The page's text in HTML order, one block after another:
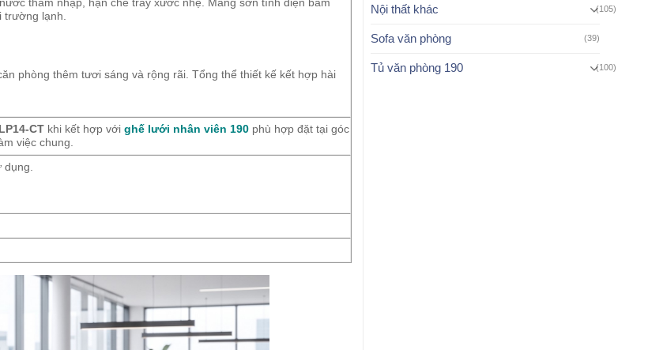
thâm nhập, hạn chế trầy xước nhẹ. Màng sơn tĩnh điện bám
trường lạnh.
phòng thêm tươi sáng và rộng rãi. Tổng thể thiết kế kết hợp hài
CT khi kết hợp vớighế lưới nhân viên 190 phù hợp đặt tại góc
việc chung.
Nội thất khác (105)
Sofa văn phòng (39)
Tủ văn phòng 190 (100)